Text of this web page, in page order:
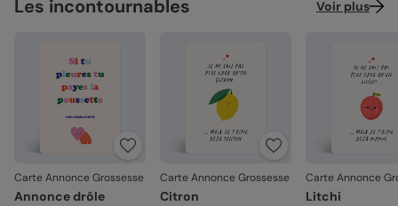
Les incontournables Voir plus
Carte Annonce Grossesse
Annonce drôle
Carte Annonce Grossesse
Citron
Carte Annonce
Litchi